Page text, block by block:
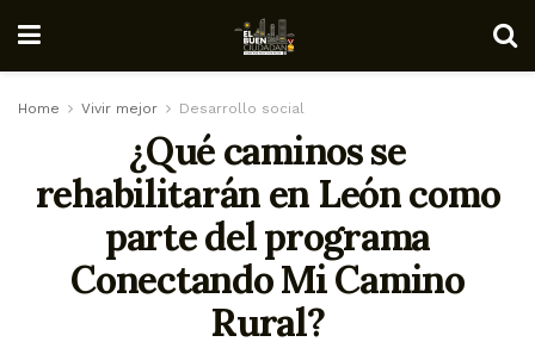
Home Vivir mejor Desarrollo social
¿Qué caminos se
rehabilitarán en León como
parte del programa
Conectando Mi Camino
Rural?